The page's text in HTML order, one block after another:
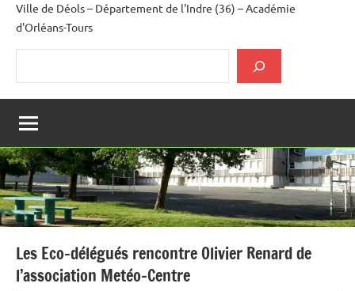
Ville de Déols – Département de l'Indre (36) – Académie
d'Orléans-Tours
Les Eco-délégués rencontre Olivier Renard de
l’association Metéo-Centre